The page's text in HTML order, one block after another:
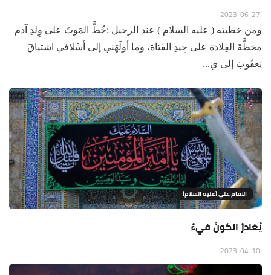
ومن خطبته ( عليه السلام ) عند الرحيل :خُطَّ المَوتُ على وِلدِ آدم
مخطَّةَ القِلادَة على جِيدِ الفَتاة، وما أولَهَني إلى أسْلافي اشتياقَ
يَعقُوبَ إلى ي...
الامام علي (عليه السلام)
يُغادرُ الكونَ فيءٌ